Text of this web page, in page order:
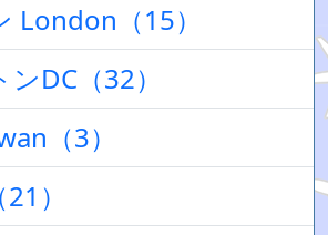
London（15）
DC（32）
（3）
）